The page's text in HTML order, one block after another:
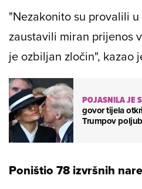
"Nezakonito su provalili
zaustavili miran prijenos
je ozbiljan zločin", kazao
POJASNILA JE
govor tijela
Trumpov
Poništio 78 izvršnih